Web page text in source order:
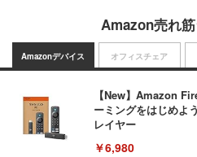
Amazon売れ
Amazonデバイス
【New】Amazon
ーミングをはじめよ
レイヤー
￥6,980
オフィスチェア